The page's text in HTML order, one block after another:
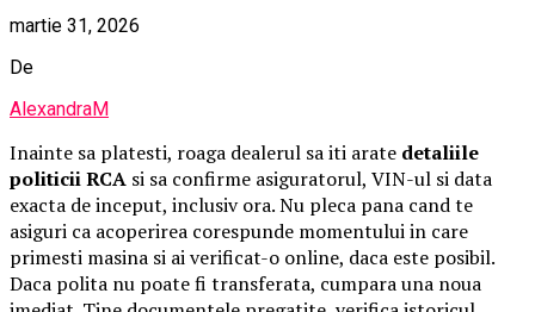
martie 31, 2026
De
AlexandraM
Inainte sa platesti, roaga dealerul sa iti arate detaliile
politicii RCA si sa confirme asiguratorul, VIN-ul si data
exacta de inceput, inclusiv ora. Nu pleca pana cand te
asiguri ca acoperirea corespunde momentului in care
primesti masina si ai verificat-o online, daca este posibil.
Daca polita nu poate fi transferata, cumpara una noua